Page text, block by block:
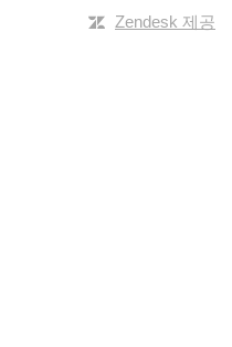
Zendesk 제공